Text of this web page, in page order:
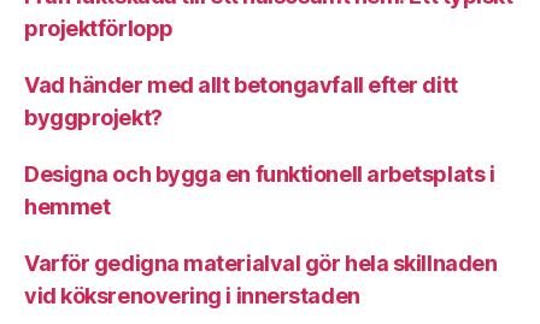
projektförlopp
Vad händer med allt betongavfall efter ditt
byggprojekt?
Designa och bygga en funktionell arbetsplats i
hemmet
Varför gedigna materialval gör hela skillnaden
vid köksrenovering i innerstaden